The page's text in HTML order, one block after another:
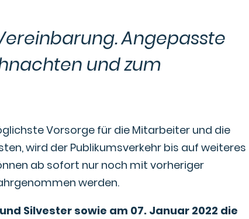
Angepasste
und zum
Vorsorge für die Mitarbeiter und die
wird der Publikumsverkehr bis auf weiteres
ab sofort nur noch mit vorheriger
werden.
Silvester sowie am 07. Januar 2022 die